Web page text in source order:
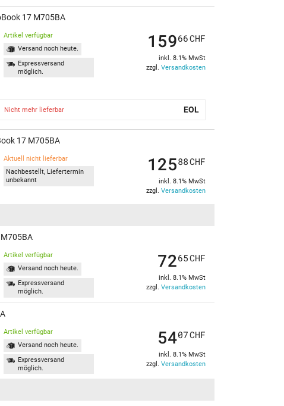
17 M705BA
Artikel verfügbar
Versand noch heute.
Expressversand
möglich.
15966CHF
inkl. 8.1% MwSt
zzgl. Versandkosten
Nicht mehr lieferbar EOL
17 M705BA
Aktuell nicht lieferbar
Nachbestellt, Liefertermin
unbekannt
12588CHF
inkl. 8.1% MwSt
zzgl. Versandkosten
Artikel verfügbar
Versand noch heute.
Expressversand
möglich.
7265CHF
inkl. 8.1% MwSt
zzgl. Versandkosten
Artikel verfügbar
Versand noch heute.
Expressversand
möglich.
5407CHF
inkl. 8.1% MwSt
zzgl. Versandkosten